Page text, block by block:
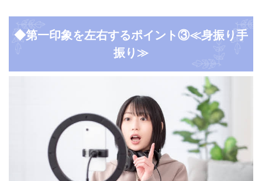
◆第一印象を左右するポイント③≪身振り手
振り≫